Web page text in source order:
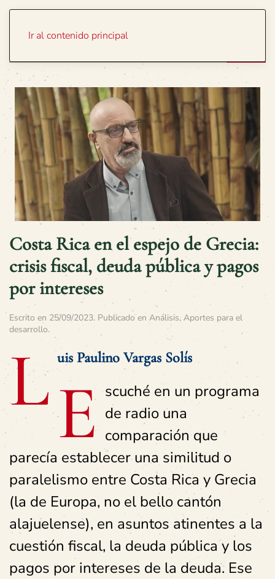
Ir al contenido principal
Costa Rica en el espejo de Grecia:
crisis fiscal, deuda pública y pagos
por intereses
Escrito en 25/09/2023. Publicado en Análisis,Aportes para el
desarrollo.
L uis Paulino Vargas Solís
E scuché en un programa
de radio una
comparación que
parecía establecer una similitud o
paralelismo entre Costa Rica y Grecia
(la de Europa, no el bello cantón
alajuelense), en asuntos atinentes a la
cuestión fiscal, la deuda pública y los
pagos por intereses de la deuda. Ese